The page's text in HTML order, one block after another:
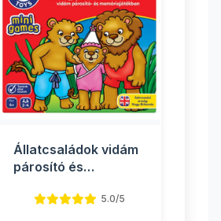
Állatcsaládok vidám
párosító és
5.0/5